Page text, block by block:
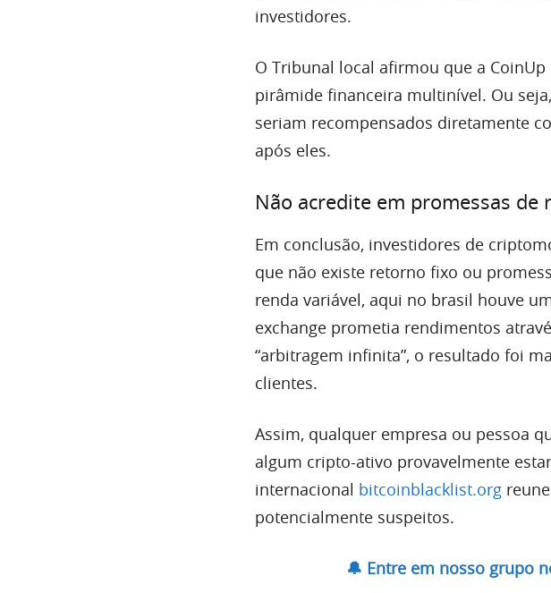
investidores.
O Tribunal local afirmou que a
pirâmide financeira multinível. Ou
seriam recompensados diretamente
após eles.
Não acredite em promessas
Em conclusão, investidores de
que não existe retorno fixo ou
renda variável, aqui no brasil houve
exchange prometia rendimentos
“arbitragem infinita”, o resultado foi
clientes.
Assim, qualquer empresa ou pessoa
algum cripto-ativo provavelmente
internacional bitcoinblacklist.org
potencialmente suspeitos.
🔔 Entre em nosso grupo